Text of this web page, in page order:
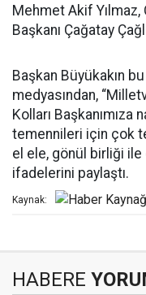
Mehmet Akif Yılmaz,
Başkanı Çağatay
Başkan Büyükakın
medyasından,
Kolları Başkanımıza
temennileri için çok
el ele, gönül birliği ile
ifadelerini paylaştı.
Kaynak:
HABERE